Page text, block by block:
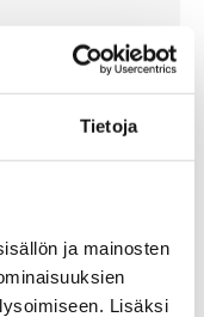
Tietoja
ja mainosten
Lisäksi